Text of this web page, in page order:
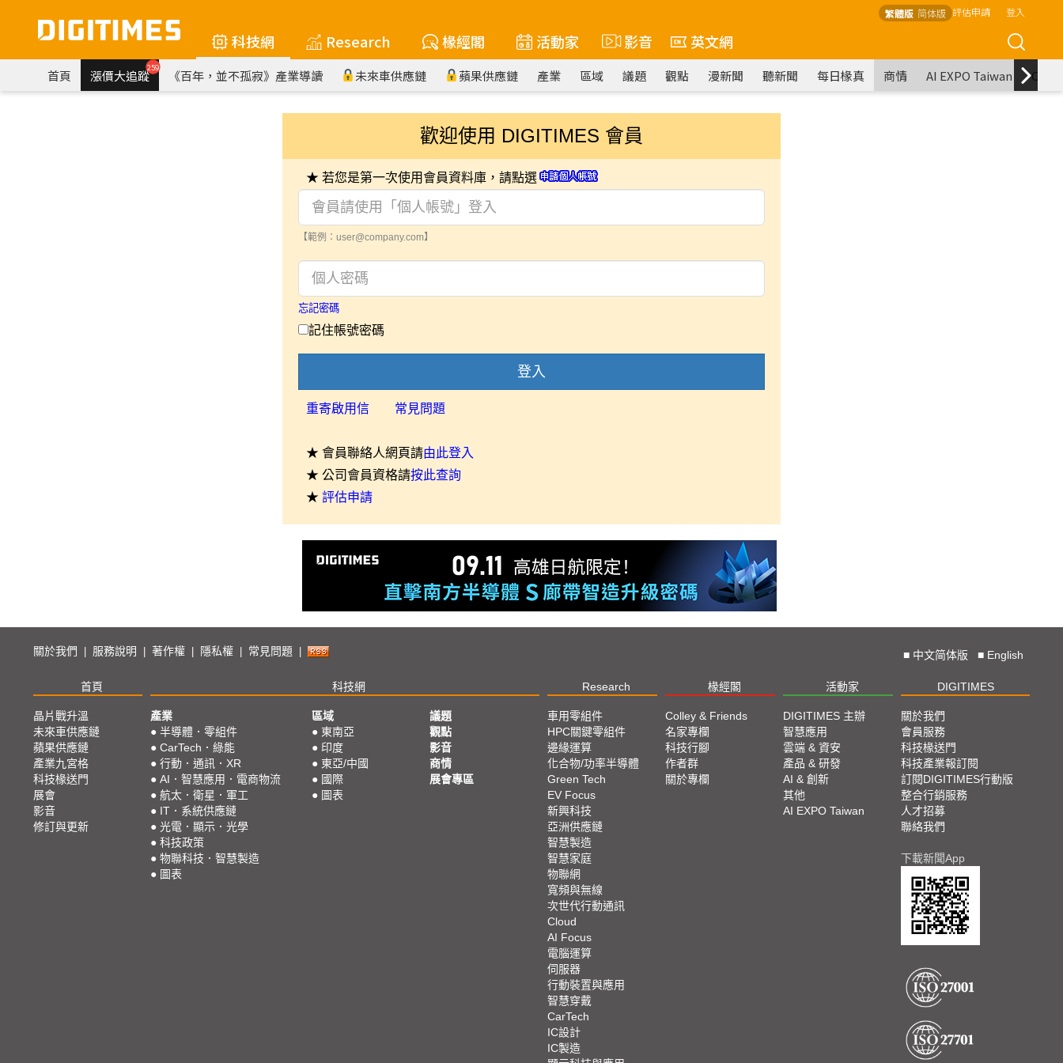
繁體版 简体版 評估申請 登入
科技網 Research 椽經閣 活動家 影音 英文網
首頁 漲價大追蹤259 《百年，並不孤寂》產業導讀 未來車供應鏈 蘋果供應鏈 產業 區域 議題 觀點 漫新聞 聽新聞 每日椽真 商情 AI EXPO Taiwan
歡迎使用 DIGITIMES 會員
★ 若您是第一次使用會員資料庫，請點選
【範例：user@company.com】
忘記密碼
記住帳號密碼
登入
重寄啟用信 常見問題
★ 會員聯絡人網頁請由此登入
★ 公司會員資格請按此查詢
★ 評估申請
關於我們 服務說明 著作權 隱私權 常見問題 ■ 中文简体版 ■ English
首頁 科技網 Research 椽經閣 活動家 DIGITIMES
晶片戰升溫
未來車供應鏈
蘋果供應鏈
產業九宮格
科技椽送門
展會
影音
修訂與更新
產業
● 半導體．零組件
● CarTech．綠能
● 行動．通訊．XR
● AI．智慧應用．電商物流
● 航太．衛星．軍工
● IT．系統供應鏈
● 光電．顯示．光學
● 科技政策
● 物聯科技．智慧製造
● 圖表
區域
● 東南亞
● 印度
● 東亞/中國
● 國際
● 圖表
議題
觀點
影音
商情
展會專區
車用零組件
HPC關鍵零組件
邊緣運算
化合物/功率半導體
Green Tech
EV Focus
新興科技
亞洲供應鏈
智慧製造
智慧家庭
物聯網
寬頻與無線
次世代行動通訊
Cloud
AI Focus
電腦運算
伺服器
行動裝置與應用
智慧穿戴
CarTech
IC設計
IC製造
Colley & Friends
名家專欄
科技行腳
作者群
關於專欄
DIGITIMES 主辦
智慧應用
雲端 & 資安
產品 & 研發
AI & 創新
其他
AI EXPO Taiwan
關於我們
會員服務
科技椽送門
科技產業報訂閱
訂閱DIGITIMES行動版
整合行銷服務
人才招募
聯絡我們
下載新聞App